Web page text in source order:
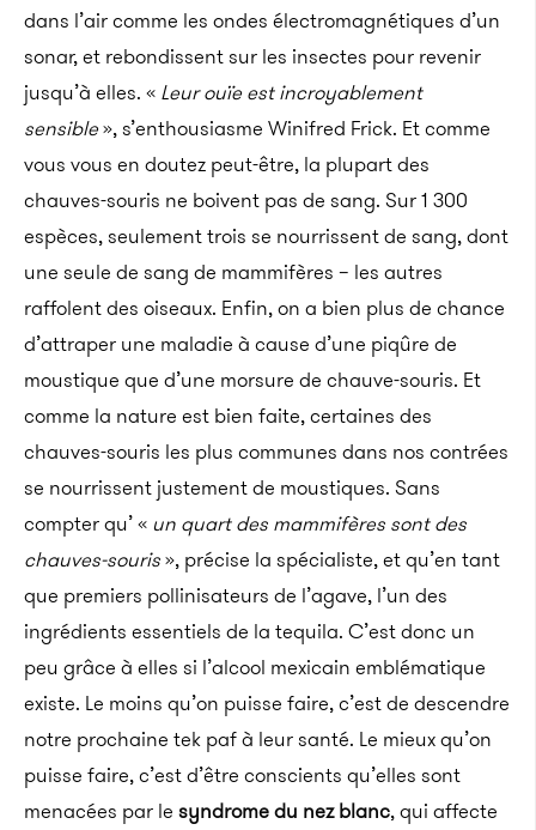
dans l’air comme les ondes électromagnétiques d’un
sonar, et rebondissent sur les insectes pour revenir
jusqu’à elles. « Leur ouïe est incroyablement
sensible», s’enthousiasme Winifred Frick. Et comme
vous vous en doutez peut-être, la plupart des
chauves-souris ne boivent pas de sang. Sur 1 300
espèces, seulement trois se nourrissent de sang, dont
une seule de sang de mammifères – les autres
raffolent des oiseaux. Enfin, on a bien plus de chance
d’attraper une maladie à cause d’une piqûre de
moustique que d’une morsure de chauve-souris. Et
comme la nature est bien faite, certaines des
chauves-souris les plus communes dans nos contrées
se nourrissent justement de moustiques. Sans
compter qu’ « un quart des mammifères sont des
chauves-souris», précise la spécialiste, et qu’en tant
que premiers pollinisateurs de l’agave, l’un des
ingrédients essentiels de la tequila. C’est donc un
peu grâce à elles si l’alcool mexicain emblématique
existe. Le moins qu’on puisse faire, c’est de descendre
notre prochaine tek paf à leur santé. Le mieux qu’on
puisse faire, c’est d’être conscients qu’elles sont
menacées par le syndrome du nez blanc, qui affecte